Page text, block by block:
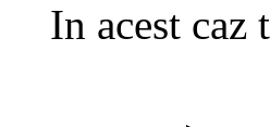
In acest caz